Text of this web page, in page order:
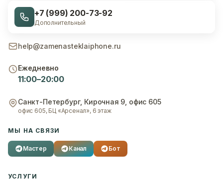
+7 (999) 200-73-92
Дополнительный
help@zamenasteklaiphone.ru
Ежедневно
11:00–20:00
Санкт-Петербург, Кирочная 9, офис 605
офис 605, БЦ «Арсенал», 6 этаж
МЫ НА СВЯЗИ
Мастер Канал Бот
УСЛУГИ